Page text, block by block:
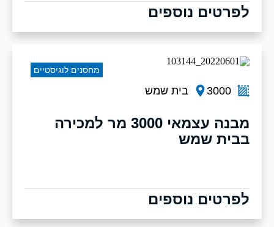
לפרטים נוספים
3000 בית שמש
מבנה עצמאי 3000 מר למכירה
בבית שמש
לפרטים נוספים
מחסנים לוגיסטיים